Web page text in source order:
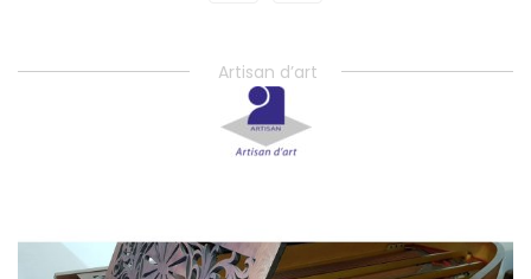
Artisan d’art